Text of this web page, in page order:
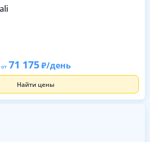
от 71 175 /день
Найти цены